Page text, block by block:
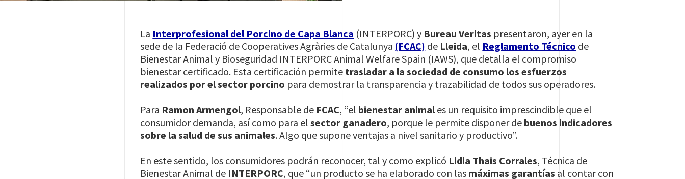
La Interprofesional del Porcino de Capa Blanca (INTERPORC) y Bureau Veritas presentaron, ayer en la
sede de la Federació de Cooperatives Agràries de Catalunya (FCAC) de Lleida, el Reglamento Técnico de
Bienestar Animal y Bioseguridad INTERPORC Animal Welfare Spain (IAWS), que detalla el compromiso
bienestar certificado. Esta certificación permite trasladar a la sociedad de consumo los esfuerzos
realizados por el sector porcino para demostrar la transparencia y trazabilidad de todos sus operadores.
Para Ramon Armengol, Responsable de FCAC, “el bienestar animales un requisito imprescindible que el
consumidor demanda, así como para elsector ganadero, porque le permite disponer de buenos indicadores
sobre la salud de sus animales. Algo que supone ventajas a nivel sanitario y productivo”.
En este sentido, los consumidores podrán reconocer, tal y como explicó Lidia Thais Corrales, Técnica de
Bienestar Animal de INTERPORC, que “un producto se ha elaborado con las máximas garantías al contar con